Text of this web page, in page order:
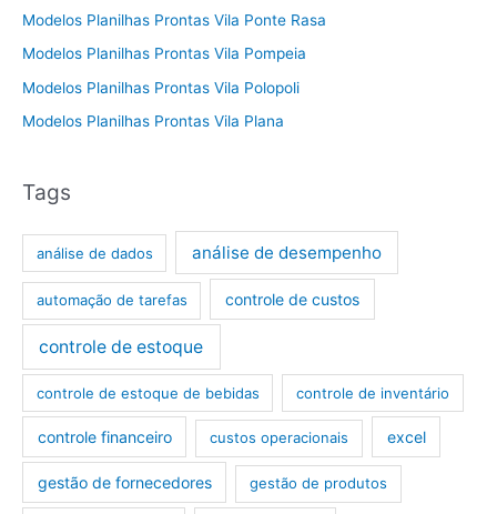
Modelos Planilhas Prontas Vila Ponte Rasa
Modelos Planilhas Prontas Vila Pompeia
Modelos Planilhas Prontas Vila Polopoli
Modelos Planilhas Prontas Vila Plana
Tags
análise de dados análise de desempenho
automação de tarefas controle de custos
controle de estoque
controle de estoque de bebidas controle de inventário
controle financeiro custos operacionais excel
gestão de fornecedores gestão de produtos